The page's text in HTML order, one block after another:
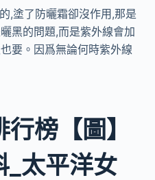
,塗了防曬霜卻沒作用,那是
黑的問題,而是紫外線會加
要。因爲無論何時紫外線
榜【圖】
_太平洋女